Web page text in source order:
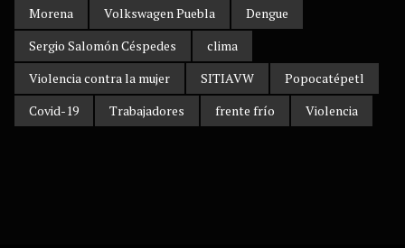
Morena
Volkswagen Puebla
Dengue
Sergio Salomón Céspedes
clima
Violencia contra la mujer
SITIAVW
Popocatépetl
Covid-19
Trabajadores frente frío Violencia